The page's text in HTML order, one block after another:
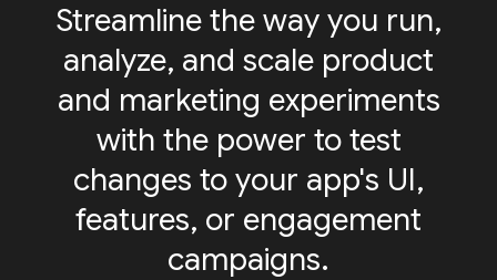
Streamline the way you run,
analyze, and scale product
and marketing experiments
with the power to test
changes to your app's UI,
features, or engagement
campaigns.